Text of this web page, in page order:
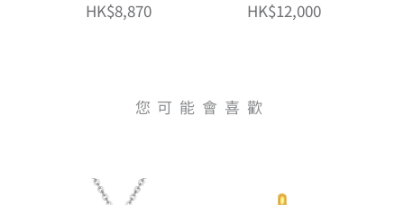
HK$8,870 HK$12,000
您可能會喜歡